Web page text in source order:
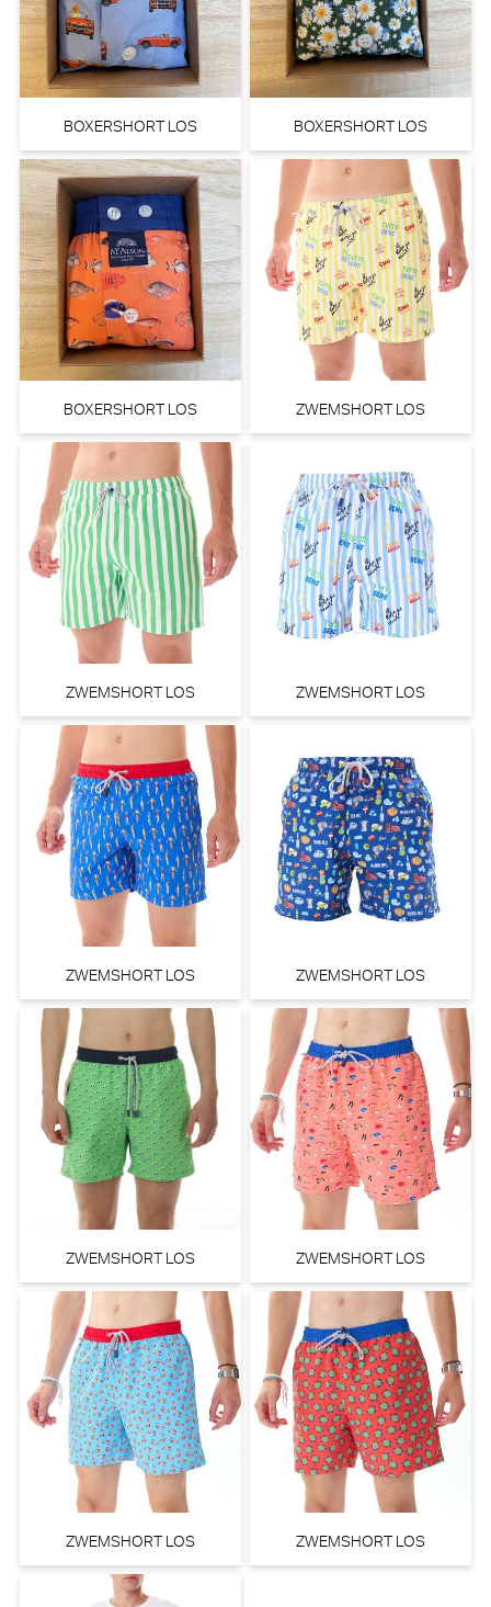
BOXERSHORT LOS BOXERSHORT LOS
BOXERSHORT LOS ZWEMSHORT LOS
ZWEMSHORT LOS ZWEMSHORT LOS
ZWEMSHORT LOS ZWEMSHORT LOS
ZWEMSHORT LOS ZWEMSHORT LOS
ZWEMSHORT LOS ZWEMSHORT LOS